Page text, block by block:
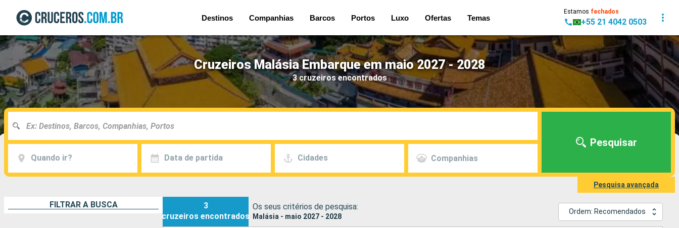
Destinos Companhias Barcos Portos Luxo Ofertas Temas
Estamos fechados
+55 21 4042 0503
Cruzeiros Malásia Embarque em maio 2027 - 2028
3 cruzeiros encontrados
Quando ir? Data de partida Cidades Companhias
Pesquisar
Pesquisa avançada
FILTRAR A BUSCA
3
cruzeiros encontrados
Os seus critérios de pesquisa:
Malásia - maio 2027 - 2028
Ordem: Recomendados